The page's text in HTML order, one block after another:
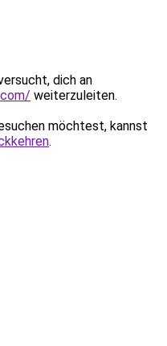
dich an
weiterzuleiten.
möchtest, kannst
.